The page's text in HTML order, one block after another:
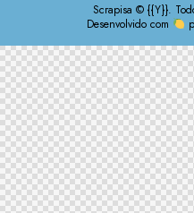
Scrapisa © {{Y}}.
Desenvolvido com